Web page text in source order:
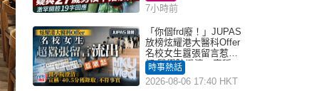
7小時前
「你個frd廢！」JUPAS
放榜炫耀港大醫科Offer
名校女生囂張留言惹眾
怒 醫學院澄清：宣稱
「40.5分獲錄取」不符事
實｜Juicy叮
時事熱話
2026-08-06 17:40 HKT